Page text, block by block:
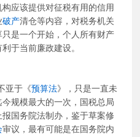
构应该提供对征税有用的信用
破产清仓等内容，对税务机关
是一个开始，个人所有财产
于当前廉政建设。
亚于《预算法》，只是一直未
规模最大的一次，国税总局
国务院法制办，鉴于草案修
审议，最有可能是在国务院内